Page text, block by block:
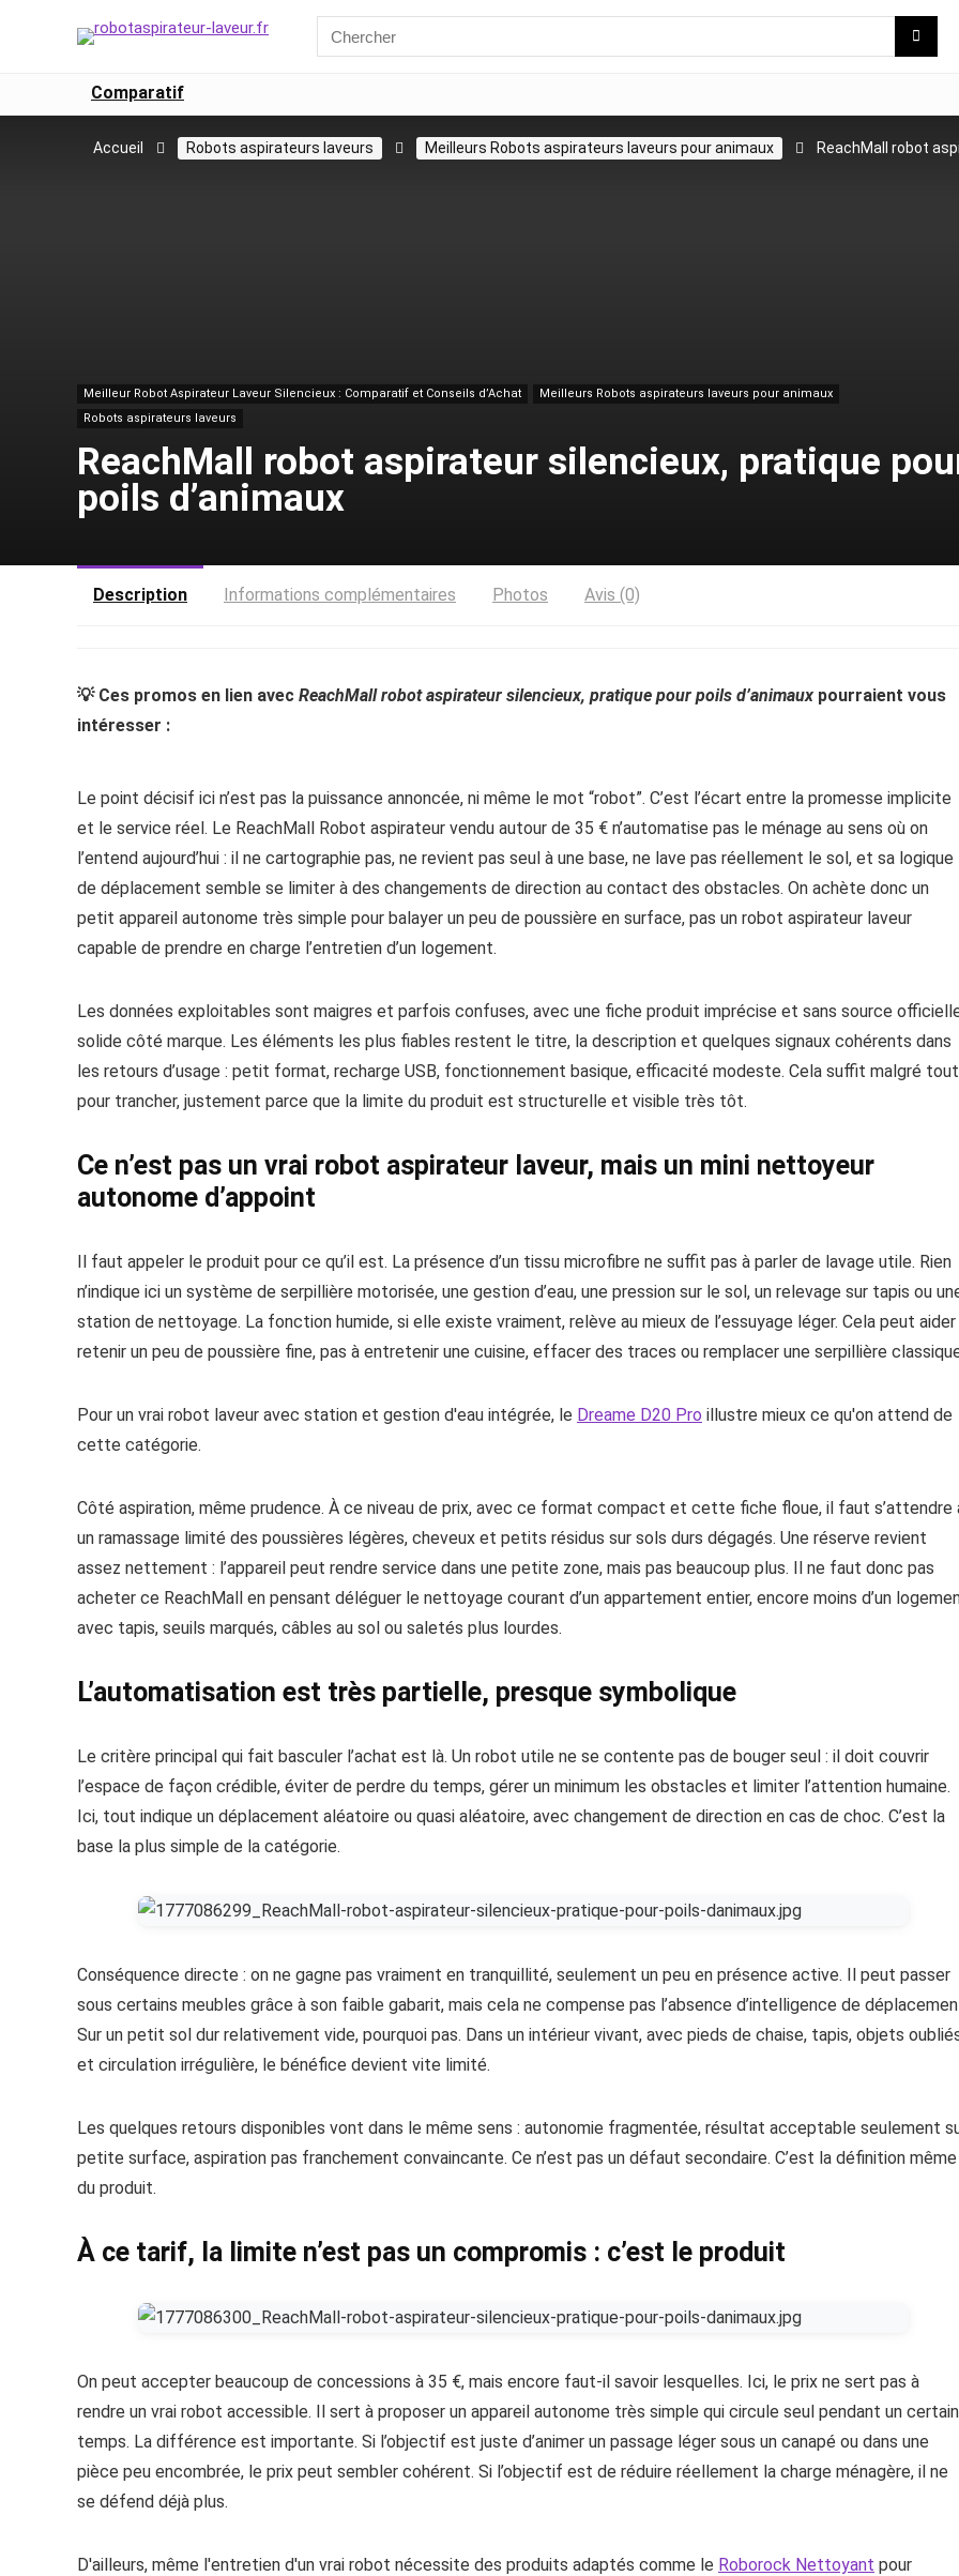
Comparatif
Accueil Robots aspirateurs laveurs Meilleurs Robots aspirateurs laveurs pour animaux ReachMall robot
Meilleur Robot Aspirateur Laveur Silencieux : Comparatif et Conseils d’Achat
Meilleurs Robots aspirateurs laveurs pour animaux
Robots aspirateurs laveurs
ReachMall robot aspirateur silencieux, pratique
poils d’animaux
Description Informations complémentaires Photos Avis (0)
💡 Ces promos en lien avec ReachMall robot aspirateur silencieux, pratique pour poils d’animaux pourraient vous
intéresser :
Le point décisif ici n’est pas la puissance annoncée, ni même le mot “robot”. C’est l’écart entre la promesse implicite
et le service réel. Le ReachMall Robot aspirateur vendu autour de 35 € n’automatise pas le ménage au sens où on
l’entend aujourd’hui : il ne cartographie pas, ne revient pas seul à une base, ne lave pas réellement le sol, et sa logique
de déplacement semble se limiter à des changements de direction au contact des obstacles. On achète donc un
petit appareil autonome très simple pour balayer un peu de poussière en surface, pas un robot aspirateur laveur
capable de prendre en charge l’entretien d’un logement.
Les données exploitables sont maigres et parfois confuses, avec une fiche produit imprécise et sans source
solide côté marque. Les éléments les plus fiables restent le titre, la description et quelques signaux cohérents dans
les retours d’usage : petit format, recharge USB, fonctionnement basique, efficacité modeste. Cela suffit malgré tout
pour trancher, justement parce que la limite du produit est structurelle et visible très tôt.
Ce n’est pas un vrai robot aspirateur laveur, mais un mini nettoyeur
autonome d’appoint
Il faut appeler le produit pour ce qu’il est. La présence d’un tissu microfibre ne suffit pas à parler de lavage utile. Rien
n’indique ici un système de serpillière motorisée, une gestion d’eau, une pression sur le sol, un relevage sur tapis ou
station de nettoyage. La fonction humide, si elle existe vraiment, relève au mieux de l’essuyage léger. Cela peut aider
retenir un peu de poussière fine, pas à entretenir une cuisine, effacer des traces ou remplacer une serpillière
Pour un vrai robot laveur avec station et gestion d'eau intégrée, le Dreame D20 Pro illustre mieux ce qu'on attend de
cette catégorie.
Côté aspiration, même prudence. À ce niveau de prix, avec ce format compact et cette fiche floue, il faut s’attendre
un ramassage limité des poussières légères, cheveux et petits résidus sur sols durs dégagés. Une réserve revient
assez nettement : l’appareil peut rendre service dans une petite zone, mais pas beaucoup plus. Il ne faut donc pas
acheter ce ReachMall en pensant déléguer le nettoyage courant d’un appartement entier, encore moins d’un
avec tapis, seuils marqués, câbles au sol ou saletés plus lourdes.
L’automatisation est très partielle, presque symbolique
Le critère principal qui fait basculer l’achat est là. Un robot utile ne se contente pas de bouger seul : il doit couvrir
l’espace de façon crédible, éviter de perdre du temps, gérer un minimum les obstacles et limiter l’attention humaine.
Ici, tout indique un déplacement aléatoire ou quasi aléatoire, avec changement de direction en cas de choc. C’est la
base la plus simple de la catégorie.
Conséquence directe : on ne gagne pas vraiment en tranquillité, seulement un peu en présence active. Il peut passer
sous certains meubles grâce à son faible gabarit, mais cela ne compense pas l’absence d’intelligence de
Sur un petit sol dur relativement vide, pourquoi pas. Dans un intérieur vivant, avec pieds de chaise, tapis, objets
et circulation irrégulière, le bénéfice devient vite limité.
Les quelques retours disponibles vont dans le même sens : autonomie fragmentée, résultat acceptable seulement
petite surface, aspiration pas franchement convaincante. Ce n’est pas un défaut secondaire. C’est la définition même
du produit.
À ce tarif, la limite n’est pas un compromis : c’est le produit
On peut accepter beaucoup de concessions à 35 €, mais encore faut-il savoir lesquelles. Ici, le prix ne sert pas à
rendre un vrai robot accessible. Il sert à proposer un appareil autonome très simple qui circule seul pendant un certain
temps. La différence est importante. Si l’objectif est juste d’animer un passage léger sous un canapé ou dans une
pièce peu encombrée, le prix peut sembler cohérent. Si l’objectif est de réduire réellement la charge ménagère, il ne
se défend déjà plus.
D'ailleurs, même l'entretien d'un vrai robot nécessite des produits adaptés comme le Roborock Nettoyant pour